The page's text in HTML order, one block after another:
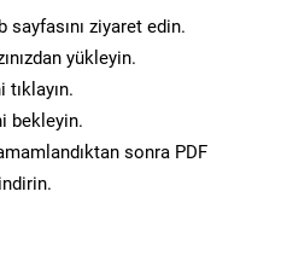
sayfasını ziyaret edin.
yükleyin.
bekleyin.
sonra PDF